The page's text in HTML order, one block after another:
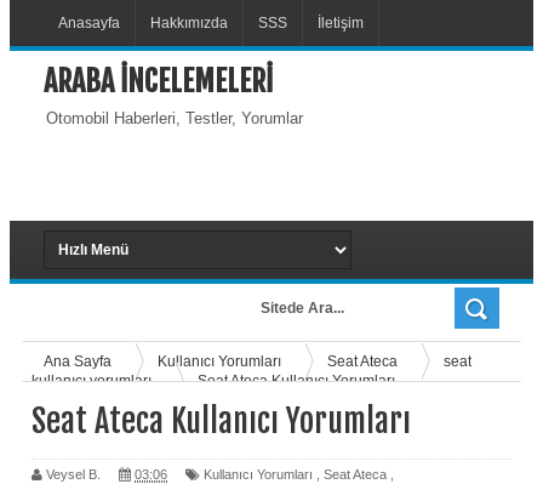
Anasayfa Hakkımızda SSS İletişim
ARABA İNCELEMELERİ
Otomobil Haberleri, Testler, Yorumlar
Ana Sayfa Kullanıcı Yorumları Seat Ateca
seat
kullanıcı yorumları
Seat Ateca Kullanıcı Yorumları
Seat Ateca Kullanıcı Yorumları
Veysel B. 03:06 Kullanıcı Yorumları Seat Ateca